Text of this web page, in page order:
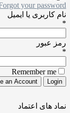
Forgot your
یا ایمیل
اعتماد